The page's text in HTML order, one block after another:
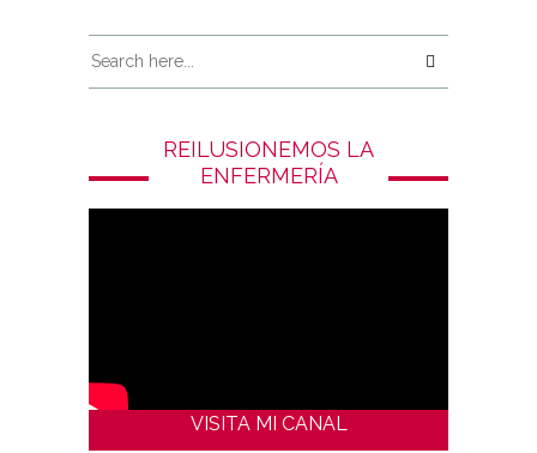
REILUSIONEMOS LA
ENFERMERÍA
VISITA MI CANAL